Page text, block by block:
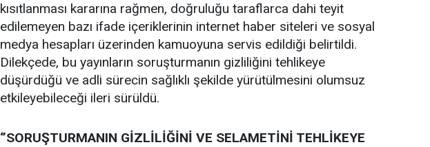
kısıtlanması kararına rağmen, doğruluğu taraflarca dahi teyit
edilemeyen bazı ifade içeriklerinin internet haber siteleri ve sosyal
medya hesapları üzerinden kamuoyuna servis edildiği belirtildi.
Dilekçede, bu yayınların soruşturmanın gizliliğini tehlikeye
düşürdüğü ve adli sürecin sağlıklı şekilde yürütülmesini olumsuz
etkileyebileceği ileri sürüldü.
‘’SORUŞTURMANIN GİZLİLİĞİNİ VE SELAMETİNİ TEHLİKEYE